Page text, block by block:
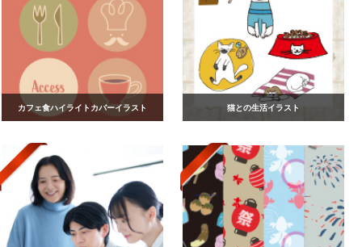
カフェ食ハイライトカバーイラスト 猫との生活イラスト